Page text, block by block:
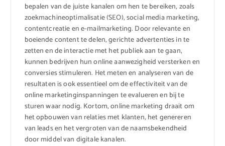
bepalen van de juiste kanalen om hen te bereiken, zoals
zoekmachineoptimalisatie (SEO), social media marketing,
contentcreatie en e-mailmarketing. Door relevante en
boeiende content te delen, gerichte advertenties in te
zetten en de interactie met het publiek aan te gaan,
kunnen bedrijven hun online aanwezigheid versterken en
conversies stimuleren. Het meten en analyseren van de
resultaten is ook essentieel om de effectiviteit van de
online marketinginspanningen te evalueren en bij te
sturen waar nodig. Kortom, online marketing draait om
het opbouwen van relaties met klanten, het genereren
van leads en het vergroten van de naamsbekendheid
door middel van digitale kanalen.